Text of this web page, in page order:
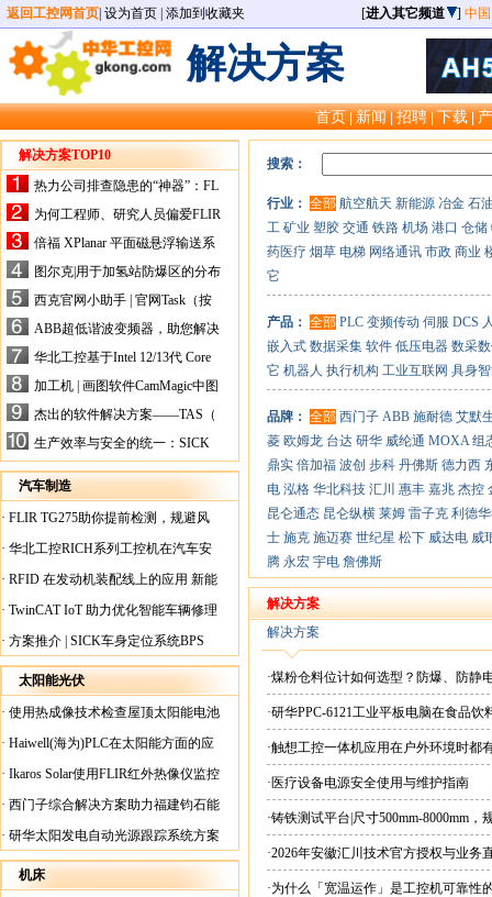
返回工控网首页 设为首页 添加到收藏夹 [进入其它频道 ] 中
解决方案
首页|新闻|招聘|下载|
解决方案TOP10
热力公司排查隐患的“神器”：FL
IR手持式热像仪，高效精准！
为何工程师、研究人员偏爱FLIR
X-HS系列热像仪？精准高效是
关键
倍福 XPlanar 平面磁悬浮输送系
统的创新应用
图尔克|用于加氢站防爆区的分布
式I/O解决方案
西克官网小助手 | 官网Task（按
任务选型）更新预告
ABB超低谐波变频器，助您解决
电气设备运行难题！
华北工控基于Intel 12/13代 Core
的ATX-6159嵌入式主板，推进
机器人市场
加工机 | 画图软件CamMagic中图
层整合的问题
杰出的软件解决方案——TAS（
Turck Automation Suite）
生产效率与安全的统一：SICK
关于机器人技术传感器解决方案
的采访
汽车制造
· FLIR TG275助你提前检测，规避风
险！
· 华北工控RICH系列工控机在汽车安
全检测行业中的应用
· RFID 在发动机装配线上的应用 新能
源汽车爆炸频发？
· TwinCAT IoT 助力优化智能车辆修理
· 方案推介 | SICK车身定位系统BPS
太阳能光伏
· 使用热成像技术检查屋顶太阳能电池
板
· Haiwell(海为)PLC在太阳能方面的应
用
· Ikaros Solar使用FLIR红外热像仪监控
已装太阳能电池板
· 西门子综合解决方案助力福建钧石能
源飞速发展
· 研华太阳发电自动光源跟踪系统方案
机床
搜索：
行业： 全部 航空航天 新能源 冶金 石
工 矿业 塑胶 交通 铁路 机场 港口 仓储
药医疗 烟草 电梯 网络通讯 市政 商业
它
产品： 全部 PLC 变频传动 伺服 DCS
嵌入式 数据采集 软件 低压电器 数采
它 机器人 执行机构 工业互联网 具身
品牌： 全部 西门子 ABB 施耐德 艾默
菱 欧姆龙 台达 研华 威纶通 MOXA 组
鼎实 倍加福 波创 步科 丹佛斯 德力西
电 泓格 华北科技 汇川 惠丰 嘉兆 杰控
昆仑通态 昆仑纵横 莱姆 雷子克 利德
士 施克 施迈赛 世纪星 松下 威达电 威
腾 永宏 宇电 詹佛斯
解决方案
解决方案
·煤粉仓料位计如何选型？防爆、防静
·研华PPC-6121工业平板电脑在食品
·触想工控一体机应用在户外环境时都
·医疗设备电源安全使用与维护指南
·铸铁测试平台|尺寸500mm-8000mm，
·2026年安徽汇川技术官方授权与业务
现货直供平台
·为什么「宽温运作」是工控机可靠性